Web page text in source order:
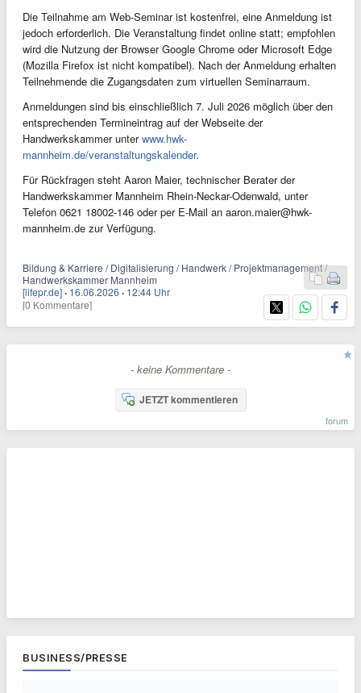
Die Teilnahme am Web-Seminar ist kostenfrei, eine Anmeldung ist
jedoch erforderlich. Die Veranstaltung findet online statt; empfohlen
wird die Nutzung der Browser Google Chrome oder Microsoft Edge
(Mozilla Firefox ist nicht kompatibel). Nach der Anmeldung erhalten
Teilnehmende die Zugangsdaten zum virtuellen Seminarraum.
Anmeldungen sind bis einschließlich 7. Juli 2026 möglich über den
entsprechenden Termineintrag auf der Webseite der
Handwerkskammer unterwww.hwk-
mannheim.de/veranstaltungskalender.
Für Rückfragen steht Aaron Maier, technischer Berater der
Handwerkskammer Mannheim Rhein-Neckar-Odenwald, unter
Telefon 0621 18002-146 oder per E-Mail an aaron.maier@hwk-
mannheim.de zur Verfügung.
Bildung & Karriere / Digitalisierung / Handwerk / Projektmanagement /
Handwerkskammer Mannheim
[lifepr.de] · 16.06.2026 · 12:44 Uhr
[0 Kommentare]
- keine Kommentare -
JETZT kommentieren
forum
BUSINESS/PRESSE